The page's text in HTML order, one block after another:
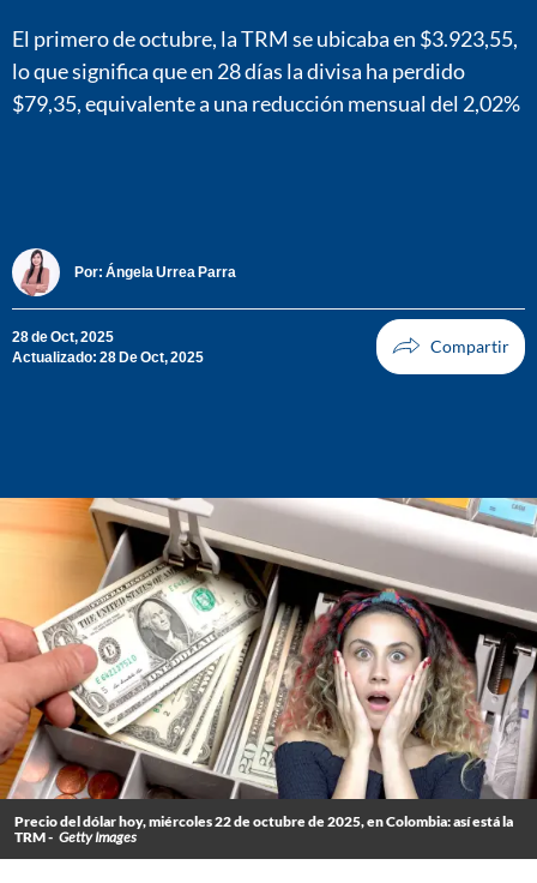
El primero de octubre, la TRM se ubicaba en $3.923,55,
lo que significa que en 28 días la divisa ha perdido
$79,35, equivalente a una reducción mensual del 2,02%
Por: Ángela Urrea Parra
28 de Oct, 2025
Actualizado: 28 De Oct, 2025
Precio del dólar hoy, miércoles 22 de octubre de 2025, en Colombia: así está la
TRM - Getty Images